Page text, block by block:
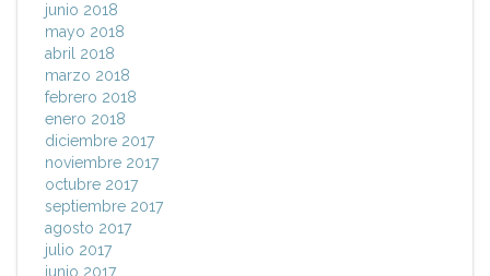
junio 2018
mayo 2018
abril 2018
marzo 2018
febrero 2018
enero 2018
diciembre 2017
noviembre 2017
octubre 2017
septiembre 2017
agosto 2017
julio 2017
junio 2017